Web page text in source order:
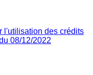
l'utilisation des crédits
08/12/2022